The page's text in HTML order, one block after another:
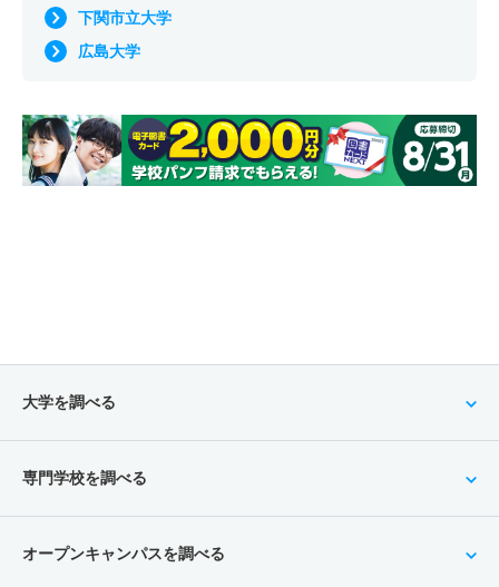
下関市立大学
広島大学
大学を調べる
専門学校を調べる
オープンキャンパスを調べる